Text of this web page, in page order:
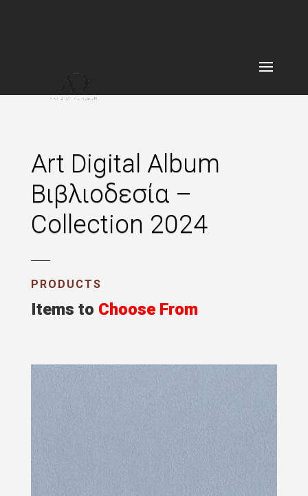
Art Digital Album
Βιβλιοδεσία –
Collection 2024
PRODUCTS
Items to Choose From